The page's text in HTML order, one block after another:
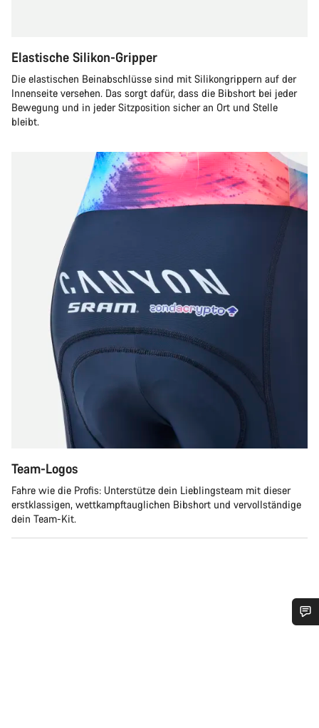
Elastische Silikon-Gripper
Die elastischen Beinabschlüsse sind mit Silikongrippern auf der
Innenseite versehen. Das sorgt dafür, dass die Bibshort bei jeder
Bewegung und in jeder Sitzposition sicher an Ort und Stelle
bleibt.
Team-Logos
Fahre wie die Profis: Unterstütze dein Lieblingsteam mit dieser
erstklassigen, wettkampftauglichen Bibshort und vervollständige
dein Team-Kit.